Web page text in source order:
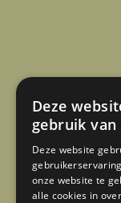
Deze
gebruik van
Deze website
onze website te
alle cookies in